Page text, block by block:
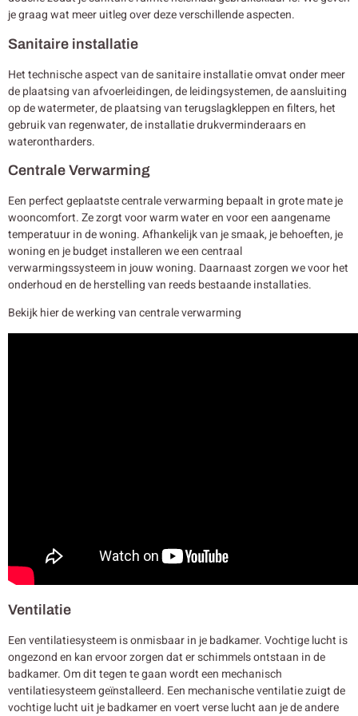
je graag wat meer uitleg over deze verschillende aspecten.
Sanitaire installatie
Het technische aspect van de sanitaire installatie omvat onder meer
de plaatsing van afvoerleidingen, de leidingsystemen, de aansluiting
op de watermeter, de plaatsing van terugslagkleppen en filters, het
gebruik van regenwater, de installatie drukverminderaars en
waterontharders.
Centrale Verwarming
Een perfect geplaatste centrale verwarming bepaalt in grote mate je
wooncomfort. Ze zorgt voor warm water en voor een aangename
temperatuur in de woning. Afhankelijk van je smaak, je behoeften, je
woning en je budget installeren we een centraal
verwarmingssysteem in jouw woning. Daarnaast zorgen we voor het
onderhoud en de herstelling van reeds bestaande installaties.
Bekijk hier de werking van centrale verwarming
Ventilatie
Een ventilatiesysteem is onmisbaar in je badkamer. Vochtige lucht is
ongezond en kan ervoor zorgen dat er schimmels ontstaan in de
badkamer. Om dit tegen te gaan wordt een mechanisch
ventilatiesysteem geïnstalleerd. Een mechanische ventilatie zuigt de
vochtige lucht uit je badkamer en voert verse lucht aan je de andere